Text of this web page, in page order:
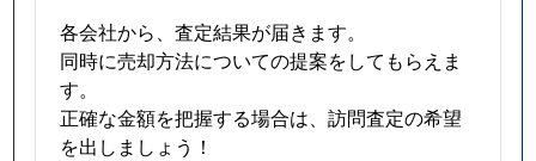
各会社から、査定結果が届きます。
同時に売却方法についての提案をしてもらえま
す。
正確な金額を把握する場合は、訪問査定の希望
を出しましょう！